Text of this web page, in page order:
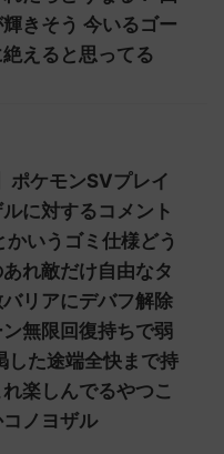
きそう 今いるゴー
えると思ってる
ポケモンSVプレイ
に対するコメント
いうゴミ仕様どう
れ敵だけ自由なタ
リアにデバフ解除
無限回復持ちで弱
した途端全快まで持
楽しんでるやつこ
ノヨザル